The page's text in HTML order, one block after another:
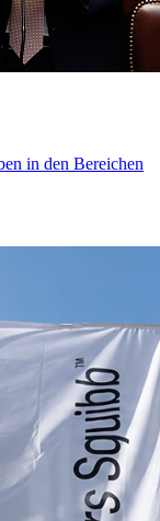
in den Bereichen